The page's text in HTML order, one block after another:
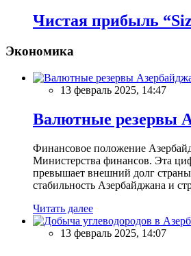
Чистая прибыль
Экономика
13 февраль 2025, 14:47
Валютные резервы
Финансовое положение
Министерства финансов. Эта
превышает внешний долг
стабильность Азербайджана и
Читать далее
13 февраль 2025, 14:07